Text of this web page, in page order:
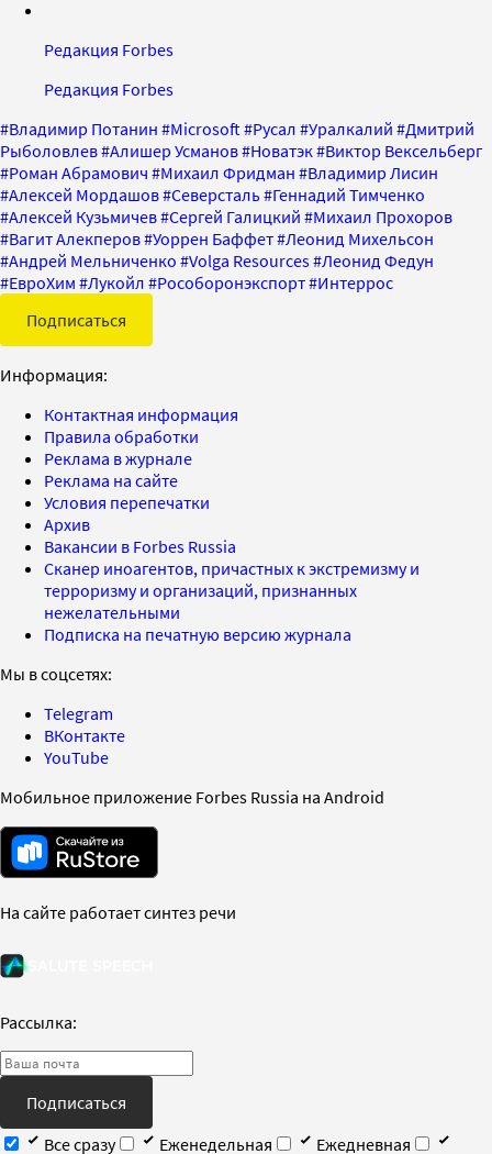
Редакция Forbes
Редакция Forbes
#Владимир Потанин #Microsoft #Русал #Уралкалий #Дмитрий
Рыболовлев#Алишер Усманов#Новатэк#Виктор Вексельберг
#Роман Абрамович #Михаил Фридман #Владимир Лисин
#Алексей Мордашов#Северсталь#Геннадий Тимченко
#Алексей Кузьмичев#Сергей Галицкий #Михаил Прохоров
#Вагит Алекперов#Уоррен Баффет#Леонид Михельсон
#Андрей Мельниченко #Volga Resources#Леонид Федун
#ЕвроХим #Лукойл #Рособоронэкспорт#Интеррос
Подписаться
Информация:
Контактная информация
Правила обработки
Реклама в журнале
Реклама на сайте
Условия перепечатки
Архив
Вакансии в Forbes Russia
Сканер иноагентов, причастных к экстремизму и
терроризму и организаций, признанных
нежелательными
Подписка на печатную версию журнала
Мы в соцсетях:
Telegram
ВКонтакте
YouTube
Мобильное приложение Forbes Russia на Android
На сайте работает синтез речи
Рассылка:
Подписаться
Все сразу
Еженедельная
Ежедневная